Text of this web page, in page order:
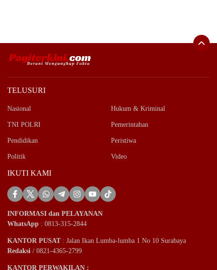
TELUSURI
Nasional Hukum & Kriminal
TNI POLRI Pemerintahan
Pendidikan Peristiwa
Politik Video
IKUTI KAMI
INFORMASI dan PELAYANAN
WhatsApp : 0813-315-2844
KANTOR PUSAT: Jalan Ikan Lumba-lumba 1 No 10 Surabaya
Redaksi / 0821-4365-2799
KANTOR PERWAKILAN :